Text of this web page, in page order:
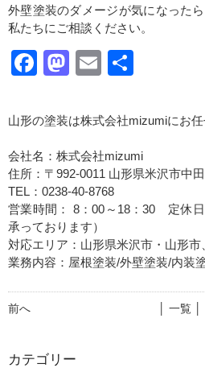
外壁塗装のダメージが気になった
私たちにご相談ください。
Facebook
Mastodon
Email
山形の塗装は株式会社mizumiにお任
会社名：株式会社mizumi
住所：〒992-0011 山形県米沢市中
TEL：0238-40-8768
営業時間： 8：00～18：30 定休
承っております）
対応エリア：山形県米沢市・山形
業務内容：屋根塗装/外壁塗装/内装
前へ │ 一覧 │
カテゴリー